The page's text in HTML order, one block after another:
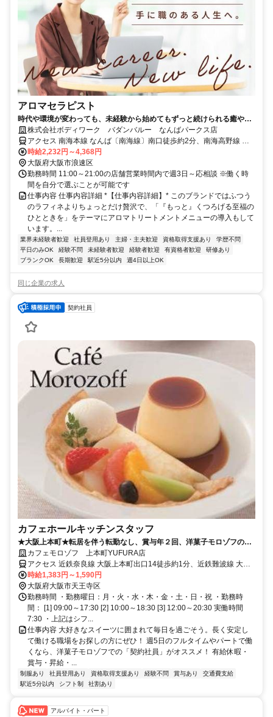
アロマセラピスト
時代や環境が変わっても、未経験から始めてもずっと続けられる癒やし
の仕事。手に職を身につけて、生き方を変えよう。
株式会社ボディワーク バダンバルー なんばパークス店
アクセス 南海本線 なんば〔南海線〕南口徒歩約2分、南海高野線 な
んば〔南海線〕南口徒歩約2分、OsakaMetro御堂筋線 なんば
〔Osaka5番口徒歩約5分 最寄駅：難波駅
時給2,232円～4,368円
大阪府大阪市浪速区
勤務時間 11:00～21:00の店舗営業時間内で週3日～応相談 ※働く時
間を自分で選ぶことが可能です
仕事内容 仕事内容詳細 *【仕事内容詳細】* このブランドではふつう
のラフィネよりちょっとだけ贅沢で、「『もっと』くつろげる至福の
ひとときを」をテーマにアロマトリートメントメニューの導入もして
います。...
業界未経験者歓迎 社員登用あり 主婦・主夫歓迎 資格取得支援あり
学歴不問
平日のみOK
経験不問 未経験者歓迎 経験者歓迎 有資格者歓迎
研修あり
ブランクOK
長期歓迎 駅近5分以内 週4日以上OK
同じ企業の求人
契約社員
カフェホールキッチンスタッフ
★大阪上本町★転居を伴う転勤なし、賞与年２回、洋菓子モロゾフのカ
フェスタッフ
カフェモロゾフ 上本町YUFURA店
アクセス 近鉄奈良線 大阪上本町出口14徒歩約1分、近鉄難波線 大阪
上本町出口14徒歩約1分、近鉄大阪線 大阪上本町出口14徒歩約1分
時給1,383円～1,590円
大阪府大阪市天王寺区
勤務時間 ・勤務曜日：月・火・水・木・金・土・日・祝 ・勤務時
間： [1] 09:00～17:30 [2] 10:00～18:30 [3] 12:00～20:30 実働時間
7:30 ・上記はシフ...
仕事内容 大好きなスイーツに囲まれて毎日を過ごそう。長く安定し
て働ける職場をお探しの方にぜひ！ 週5日のフルタイムやパートで働
くなら、洋菓子モロゾフでの「契約社員」がオススメ！ 有給休暇・
賞与・昇給・...
制服あり 社員登用あり 資格取得支援あり 経験不問 賞与あり
交通費支給
駅近5分以内
シフト制 社割あり
アルバイト・パート